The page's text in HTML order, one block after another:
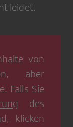
leidet.
von
aber
Falls Sie
des
klicken